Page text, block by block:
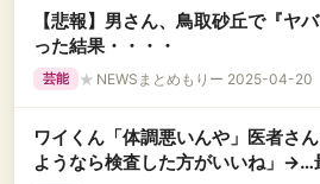
【悲報】男さん、鳥取砂丘で『ヤ
った結果・・・・
芸能 ★ NEWSまとめもりー 2025-04-20
ワイくん「体調悪いんや」医者さ
ようなら検査した方がいいね」→…